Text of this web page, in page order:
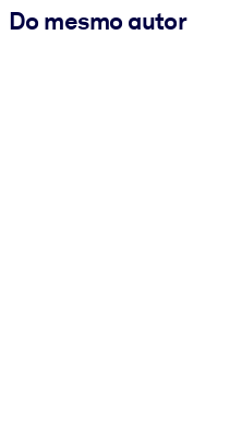
Do mesmo autor